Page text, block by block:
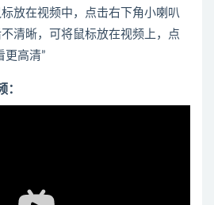
放在视频中，点击右下角小喇叭
清晰，可将鼠标放在视频上，点
更高清”
：